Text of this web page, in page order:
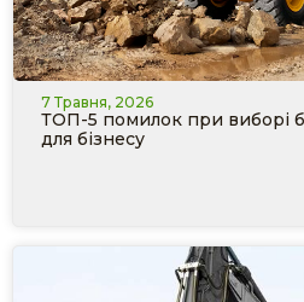
7 Травня, 2026
ТОП-5 помилок при виборі
для бізнесу